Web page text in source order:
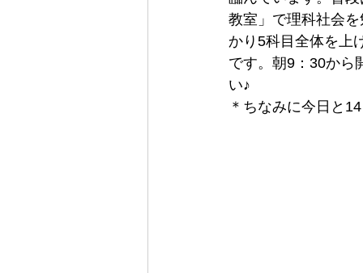
教室」で理科社会
かり5科目全体を上
です。朝9：30から
い♪
＊ちなみに今日と